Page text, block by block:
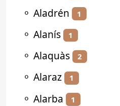
⚬ Aladrén 1
⚬ Alanís 1
⚬ Alaquàs 2
⚬ Alaraz 1
⚬ Alarba 1